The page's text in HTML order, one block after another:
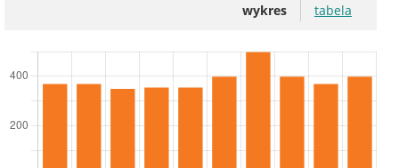
wykres tabela